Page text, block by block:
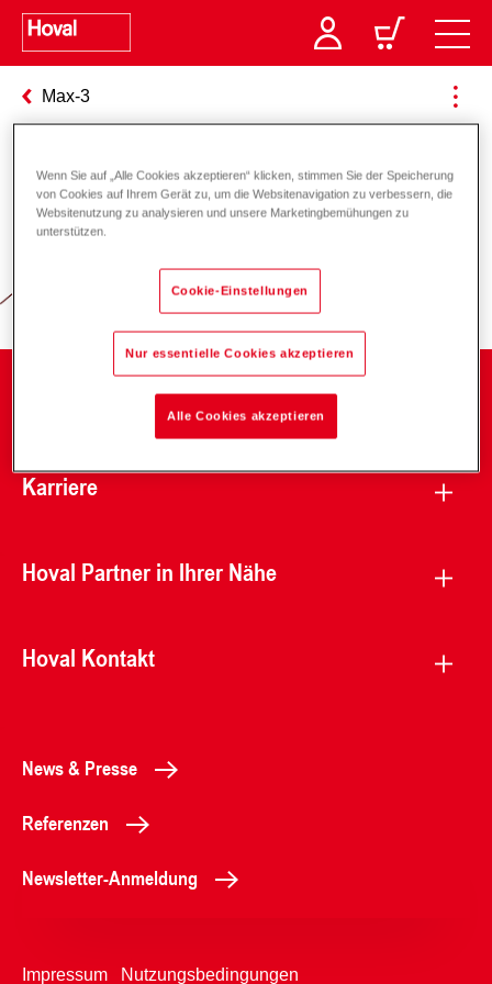
Max-3
Verantwortung für Energie und
Karriere
Hoval Partner in Ihrer Nähe
Hoval Kontakt
News & Presse
Referenzen
Newsletter-Anmeldung
Impressum Nutzungsbedingungen
Wenn Sie auf „Alle Cookies akzeptieren“ klicken, stimmen Sie der Speicherung
von Cookies auf Ihrem Gerät zu, um die Websitenavigation zu verbessern, die
Websitenutzung zu analysieren und unsere Marketingbemühungen zu
unterstützen.
Cookie-Einstellungen
Nur essentielle Cookies akzeptieren
Alle Cookies akzeptieren